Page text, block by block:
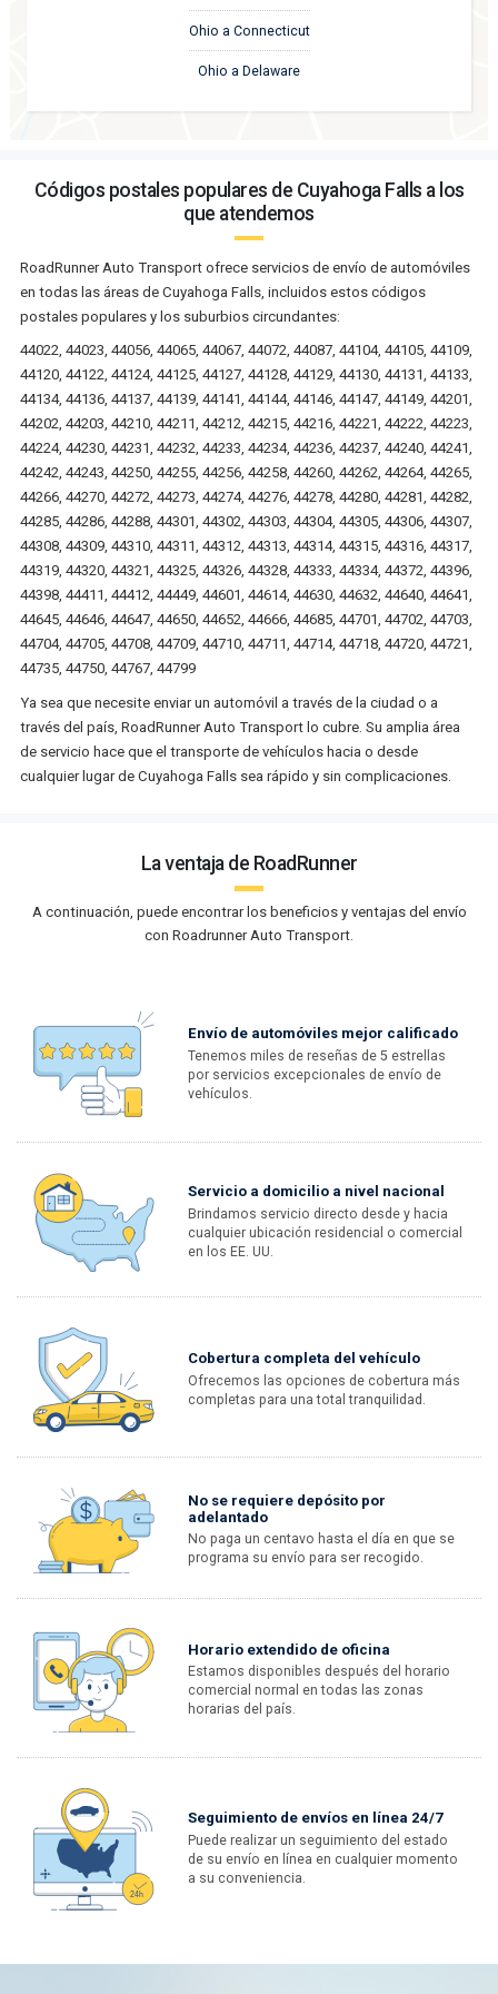
Ohio a Connecticut
Ohio a Delaware
Códigos postales populares de Cuyahoga Falls a los
que atendemos
RoadRunner Auto Transport ofrece servicios de envío de automóviles
en todas las áreas de Cuyahoga Falls, incluidos estos códigos
postales populares y los suburbios circundantes:
44022, 44023, 44056, 44065, 44067, 44072, 44087, 44104, 44105, 44109,
44120, 44122, 44124, 44125, 44127, 44128, 44129, 44130, 44131, 44133,
44134, 44136, 44137, 44139, 44141, 44144, 44146, 44147, 44149, 44201,
44202, 44203, 44210, 44211, 44212, 44215, 44216, 44221, 44222, 44223,
44224, 44230, 44231, 44232, 44233, 44234, 44236, 44237, 44240, 44241,
44242, 44243, 44250, 44255, 44256, 44258, 44260, 44262, 44264, 44265,
44266, 44270, 44272, 44273, 44274, 44276, 44278, 44280, 44281, 44282,
44285, 44286, 44288, 44301, 44302, 44303, 44304, 44305, 44306, 44307,
44308, 44309, 44310, 44311, 44312, 44313, 44314, 44315, 44316, 44317,
44319, 44320, 44321, 44325, 44326, 44328, 44333, 44334, 44372, 44396,
44398, 44411, 44412, 44449, 44601, 44614, 44630, 44632, 44640, 44641,
44645, 44646, 44647, 44650, 44652, 44666, 44685, 44701, 44702, 44703,
44704, 44705, 44708, 44709, 44710, 44711, 44714, 44718, 44720, 44721,
44735, 44750, 44767, 44799
Ya sea que necesite enviar un automóvil a través de la ciudad o a
través del país, RoadRunner Auto Transport lo cubre. Su amplia área
de servicio hace que el transporte de vehículos hacia o desde
cualquier lugar de Cuyahoga Falls sea rápido y sin complicaciones.
La ventaja de RoadRunner
A continuación, puede encontrar los beneficios y ventajas del envío
con Roadrunner Auto Transport.
Envío de automóviles mejor calificado
Tenemos miles de reseñas de 5 estrellas
por servicios excepcionales de envío de
vehículos.
Servicio a domicilio a nivel nacional
Brindamos servicio directo desde y hacia
cualquier ubicación residencial o comercial
en los EE. UU.
Cobertura completa del vehículo
Ofrecemos las opciones de cobertura más
completas para una total tranquilidad.
No se requiere depósito por
adelantado
No paga un centavo hasta el día en que se
programa su envío para ser recogido.
Horario extendido de oficina
Estamos disponibles después del horario
comercial normal en todas las zonas
horarias del país.
Seguimiento de envíos en línea 24/7
Puede realizar un seguimiento del estado
de su envío en línea en cualquier momento
a su conveniencia.